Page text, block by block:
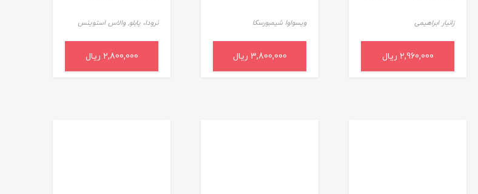
زانیار ابراهیمی
2,960,000 ریال
افزودن به سبد خرید
ویسواوا شیمبورسکا
3,800,000 ریال
افزودن به سبد خرید
نرودا، پابلو, والاس استوینس
2,800,000 ریال
افزودن به سبد خرید